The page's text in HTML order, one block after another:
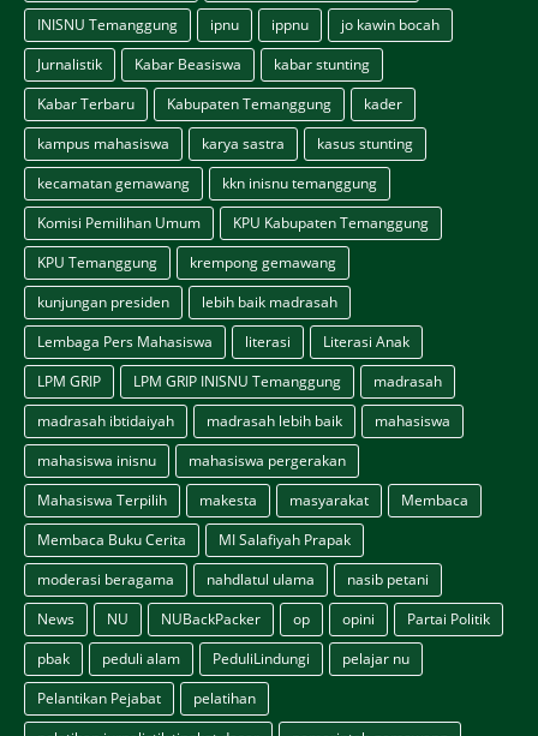
INISNU Temanggung
ipnu ippnu
jo kawin bocah
Jurnalistik
Kabar Beasiswa
kabar stunting
Kabar Terbaru
Kabupaten Temanggung
kader
kampus mahasiswa
karya sastra
kasus stunting
kecamatan gemawang
kkn inisnu temanggung
Komisi Pemilihan Umum
KPU Kabupaten Temanggung
KPU Temanggung
krempong gemawang
kunjungan presiden
lebih baik madrasah
Lembaga Pers Mahasiswa
literasi
Literasi Anak
LPM GRIP
LPM GRIP INISNU Temanggung
madrasah
madrasah ibtidaiyah
madrasah lebih baik
mahasiswa
mahasiswa inisnu
mahasiswa pergerakan
Mahasiswa Terpilih
makesta masyarakat
Membaca
Membaca Buku Cerita
MI Salafiyah Prapak
moderasi beragama
nahdlatul ulama
nasib petani
News
NU NUBackPacker op opini
Partai Politik
pbak
peduli alam PeduliLindungi
pelajar nu
Pelantikan Pejabat
pelatihan